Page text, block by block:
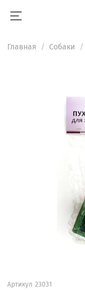
Главная Собаки
Артикул 23031